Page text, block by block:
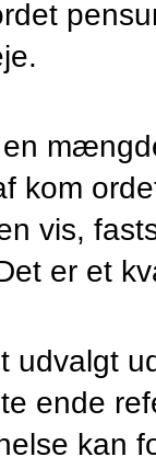
kom
vis,
er et
udvalgt
ende
kan